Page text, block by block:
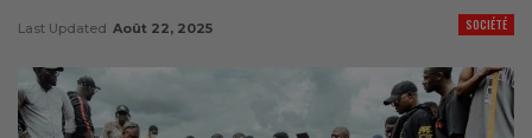
SOCIÉTÉ
Last Updated Août 22, 2025